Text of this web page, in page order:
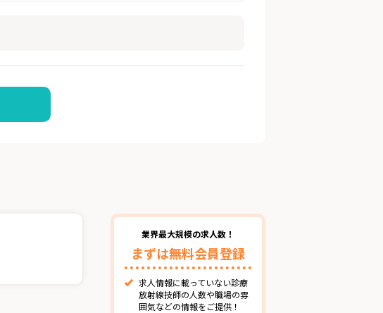
業界最大規模の求人数！
まずは無料会員登録
求人情報に載っていない診療
放射線技師の人数や職場の雰
囲気などの情報をご提供！